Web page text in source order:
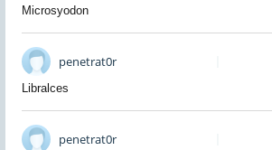
Microsyodon
penetrat0r
Libralces
penetrat0r